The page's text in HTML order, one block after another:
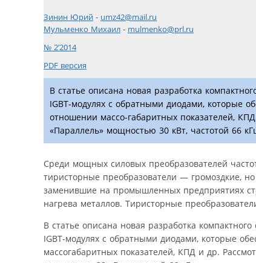
Зинин Юрий - umz42@mail.ru
Мульменко Михаил - mulmenko@prl.ru
№ 2’2014
PDF версия
В статье описана новая разработка
IGBT-модулях с обратными диодами, которые
отношении массо-габаритных показателей,
«Параллель» мощностью 30 кВт, частотой 66
Среди мощных силовых преобразователей
тиристорные преобразователи — громоздкие,
заменившие на промышленных предприятиях
нагрева металлов. Тиристорные
В статье описана новая разработка
IGBT-модулях с обратными диодами, которые
массогабаритных показателей, КПД и др.